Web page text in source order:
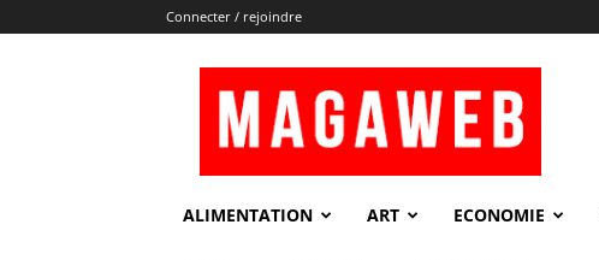
Connecter / rejoindre
ALIMENTATION ART ECONOMIE